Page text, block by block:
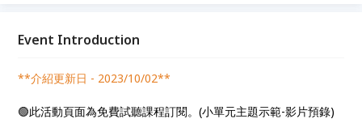
Event Introduction
**介紹更新日 - 2023/10/02**
🟢此活動頁面為免費試聽課程訂閱。(小單元主題示範-影片預錄)